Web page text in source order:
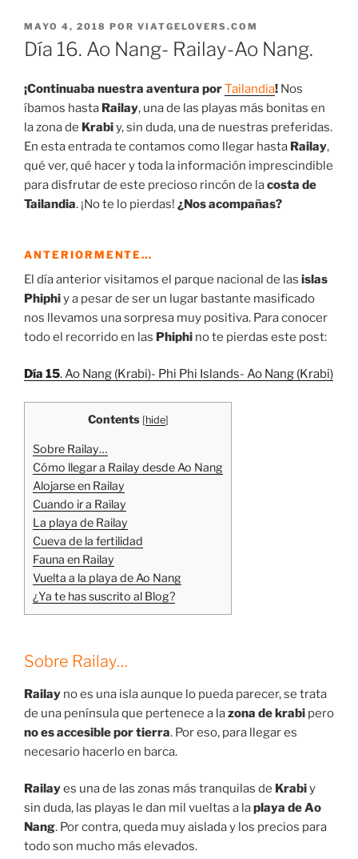
PUBLICADO
EL
MAYO 4, 2018 POR VIATGELOVERS.COM
Día 16. Ao Nang- Railay-Ao Nang.
¡Continuaba nuestra aventura porTailandia! Nos
íbamos hasta Railay, una de las playas más bonitas en
la zona de Krabiy, sin duda, una de nuestras preferidas.
En esta entrada te contamos como llegar hasta Railay,
qué ver, qué hacer y toda la información imprescindible
para disfrutar de este precioso rincón de lacosta de
Tailandia. ¡No te lo pierdas! ¿Nos acompañas?
ANTERIORMENTE…
El día anterior visitamos el parque nacional de las islas
Phiphiy a pesar de ser un lugar bastante masificado
nos llevamos una sorpresa muy positiva. Para conocer
todo el recorrido en las Phiphi no te pierdas este post:
Día 15. Ao Nang (Krabi)- Phi Phi Islands- Ao Nang (Krabi)
Contents [hide]
Sobre Railay…
Cómo llegar a Railay desde Ao Nang
Alojarse en Railay
Cuando ir a Railay
La playa de Railay
Cueva de la fertilidad
Fauna en Railay
Vuelta a la playa de Ao Nang
¿Ya te has suscrito al Blog?
Sobre Railay…
Railay no es una isla aunque lo pueda parecer, se trata
de una península que pertenece a lazona de krabi pero
no es accesible por tierra. Por eso, para llegar es
necesario hacerlo en barca.
Railayes una de las zonas más tranquilas de Krabiy
sin duda, las playas le dan mil vueltas a laplaya de Ao
Nang. Por contra, queda muy aislada y los precios para
todo son mucho más elevados.